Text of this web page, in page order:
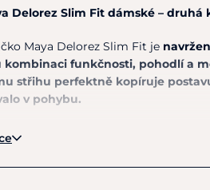
Delorez Slim Fit dámské –
Maya Delorez Slim Fit je
kombinaci funkčnosti, pohodlí a
střihu perfektně kopíruje
v pohybu.
a mimořádně jemný materiál
i při intenzivním tréninku,